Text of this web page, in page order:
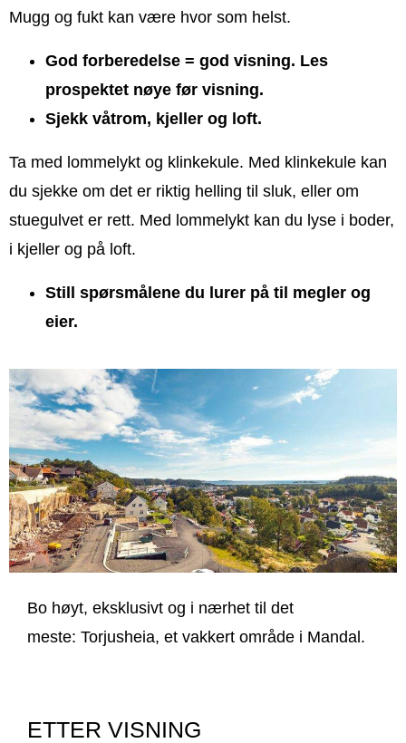
Mugg og fukt kan være hvor som helst.
God forberedelse = god visning. Les
prospektet nøye før visning.
Sjekk våtrom, kjeller og loft.
Ta med lommelykt og klinkekule. Med klinkekule kan
du sjekke om det er riktig helling til sluk, eller om
stuegulvet er rett. Med lommelykt kan du lyse i boder,
i kjeller og på loft.
Still spørsmålene du lurer på til megler og
eier.
Bo høyt, eksklusivt og i nærhet til det
meste: Torjusheia, et vakkert område i Mandal.
ETTER VISNING